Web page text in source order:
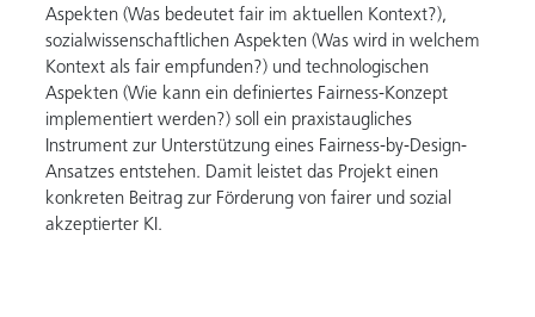
Aspekten (Was bedeutet fair im aktuellen Kontext?),
sozialwissenschaftlichen Aspekten (Was wird in welchem
Kontext als fair empfunden?) und technologischen
Aspekten (Wie kann ein definiertes Fairness-Konzept
implementiert werden?) soll ein praxistaugliches
Instrument zur Unterstützung eines Fairness-by-Design-
Ansatzes entstehen. Damit leistet das Projekt einen
konkreten Beitrag zur Förderung von fairer und sozial
akzeptierter KI.